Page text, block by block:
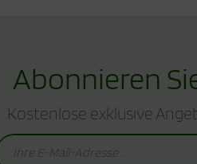
Abonnieren
Kostenlose exklusive